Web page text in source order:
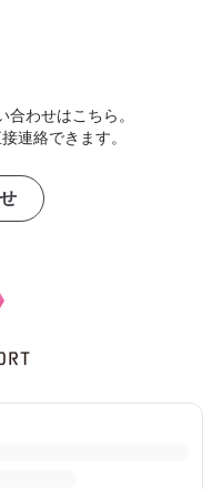
わせはこちら。
連絡できます。